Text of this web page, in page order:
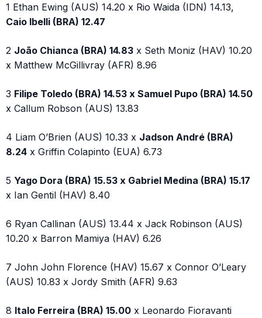
1 Ethan Ewing (AUS) 14.20 x Rio Waida (IDN) 14.13,
Caio Ibelli (BRA) 12.47
2 João Chianca (BRA) 14.83 x Seth Moniz (HAV) 10.20
x Matthew McGillivray (AFR) 8.96
3 Filipe Toledo (BRA) 14.53 x Samuel Pupo (BRA) 14.50
x Callum Robson (AUS) 13.83
4 Liam O’Brien (AUS) 10.33 x Jadson André (BRA)
8.24 x Griffin Colapinto (EUA) 6.73
5 Yago Dora (BRA) 15.53 x Gabriel Medina (BRA) 15.17
x Ian Gentil (HAV) 8.40
6 Ryan Callinan (AUS) 13.44 x Jack Robinson (AUS)
10.20 x Barron Mamiya (HAV) 6.26
7 John John Florence (HAV) 15.67 x Connor O’Leary
(AUS) 10.83 x Jordy Smith (AFR) 9.63
8 Italo Ferreira (BRA) 15.00 x Leonardo Fioravanti